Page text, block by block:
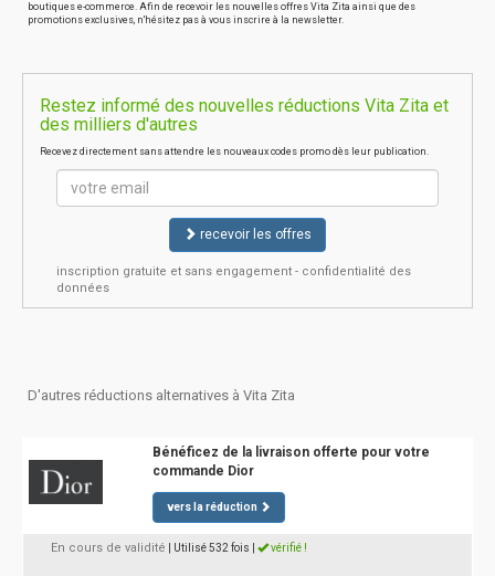
boutiques e-commerce. Afin de recevoir les nouvelles offres Vita Zita ainsi que des
promotions exclusives, n'hésitez pas à vous inscrire à la newsletter.
Restez informé des nouvelles réductions Vita Zita et
des milliers d'autres
Recevez directement sans attendre les nouveaux codes promo dès leur publication.
recevoir les offres
inscription gratuite et sans engagement - confidentialité des
données
D'autres réductions alternatives à Vita Zita
Bénéficez de la livraison offerte pour votre
commande Dior
vers la réduction
En cours de validité | Utilisé 532 fois vérifié !